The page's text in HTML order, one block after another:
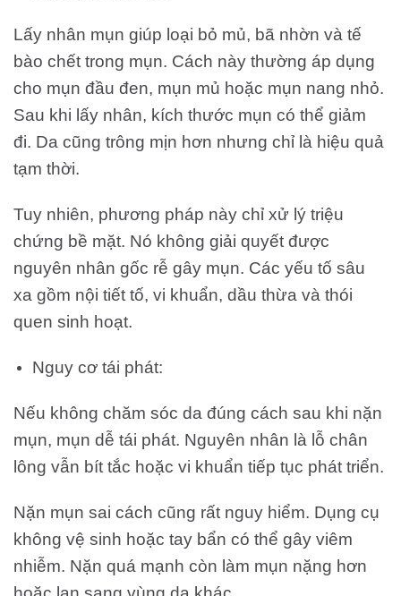
Lấy nhân mụn giúp loại bỏ mủ, bã nhờn và tế
bào chết trong mụn. Cách này thường áp dụng
cho mụn đầu đen, mụn mủ hoặc mụn nang nhỏ.
Sau khi lấy nhân, kích thước mụn có thể giảm
đi. Da cũng trông mịn hơn nhưng chỉ là hiệu quả
tạm thời.
Tuy nhiên, phương pháp này chỉ xử lý triệu
chứng bề mặt. Nó không giải quyết được
nguyên nhân gốc rễ gây mụn. Các yếu tố sâu
xa gồm nội tiết tố, vi khuẩn, dầu thừa và thói
quen sinh hoạt.
Nguy cơ tái phát:
Nếu không chăm sóc da đúng cách sau khi nặn
mụn, mụn dễ tái phát. Nguyên nhân là lỗ chân
lông vẫn bít tắc hoặc vi khuẩn tiếp tục phát triển.
Nặn mụn sai cách cũng rất nguy hiểm. Dụng cụ
không vệ sinh hoặc tay bẩn có thể gây viêm
nhiễm. Nặn quá mạnh còn làm mụn nặng hơn